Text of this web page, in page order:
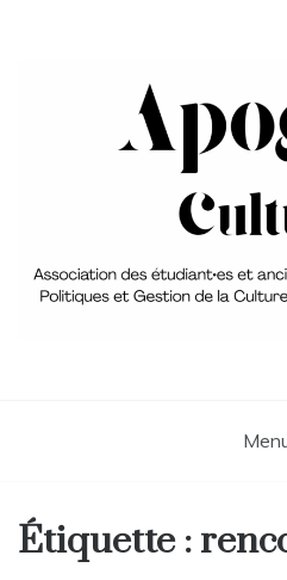
élèves du
Étiquette :